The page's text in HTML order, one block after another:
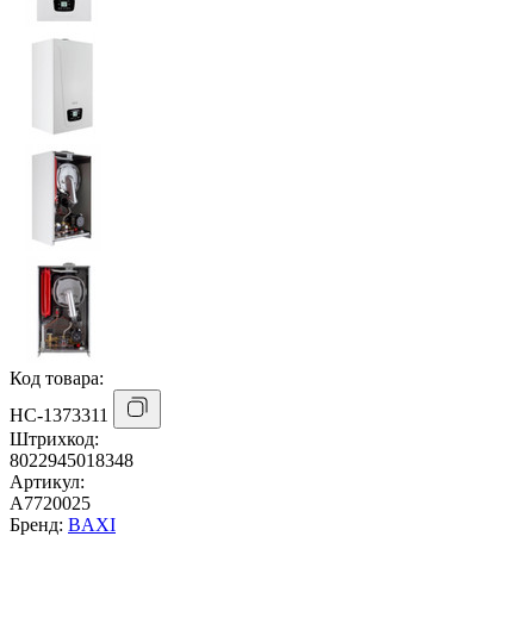
Код товара:
НС-1373311
Штрихкод:
8022945018348
Артикул:
A7720025
Бренд: BAXI